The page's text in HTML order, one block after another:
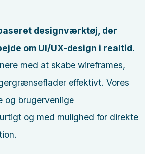
designværktøj, der
om UI/UX-design i realtid.
med at skabe wireframes,
effektivt. Vores
og brugervenlige
og med mulighed for direkte